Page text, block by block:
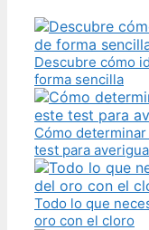
Descubre cómo
forma sencilla
Cómo
test para
Todo lo que
oro con el cloro